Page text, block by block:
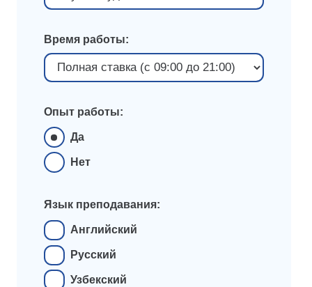
Время работы:
Опыт работы:
Да
Нет
Язык преподавания:
Английский
Русский
Узбекский